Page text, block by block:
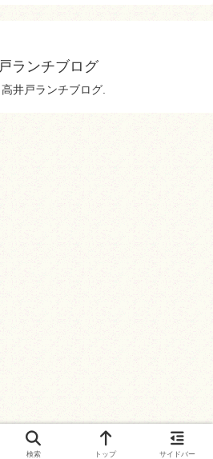
ランチブログ
井戸ランチブログ.
検索 トップ サイドバー